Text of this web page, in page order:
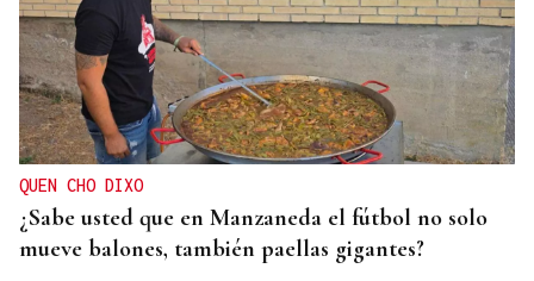
QUEN CHO DIXO
¿Sabe usted que en Manzaneda el fútbol no solo
mueve balones, también paellas gigantes?